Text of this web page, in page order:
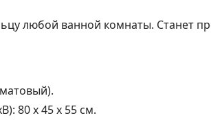
любой ванной комнаты. Станет
80 x 45 x 55 см.